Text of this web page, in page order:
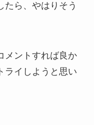
たら、やはりそう
メントすれば良か
ライしようと思い